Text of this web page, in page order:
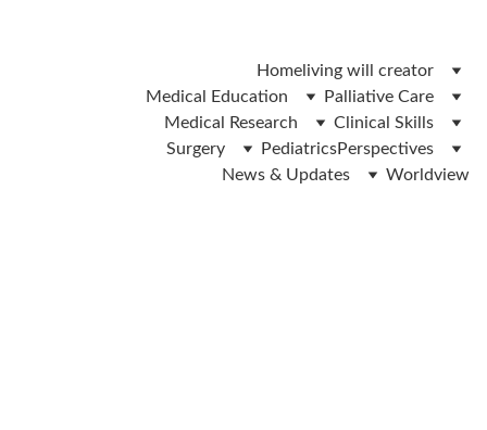
Home living will creator
Medical Education
Palliative Care
Medical Research
Clinical Skills
Surgery
PediatricsPerspectives
News & Updates
Worldview